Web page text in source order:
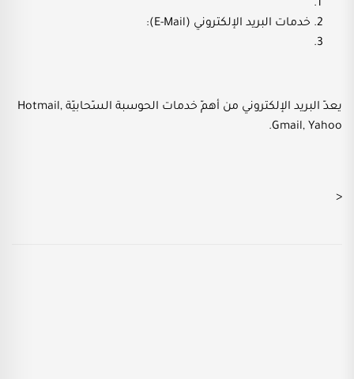
خدمات البريد الإلكتروني (E-Mail):
يعدّ البريد الإلكتروني من أهمّ خدمات الحوسبة السّحابيّة Hotmail,
Gmail, Yahoo.
<